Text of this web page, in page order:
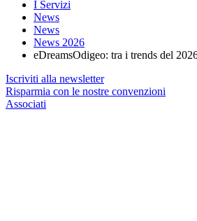
I Servizi
News
News
News 2026
eDreamsOdigeo: tra i trends del
Iscriviti alla newsletter
Risparmia con le nostre convenzioni
Associati